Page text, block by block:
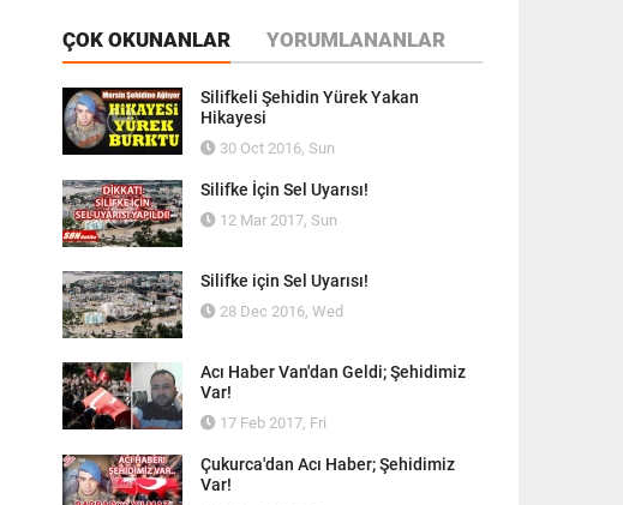
ÇOK OKUNANLAR YORUMLANANLAR
Silifkeli Şehidin Yürek Yakan
Hikayesi
30 Oct 2016, Sun
Silifke İçin Sel Uyarısı!
12 Mar 2017, Sun
Silifke için Sel Uyarısı!
28 Dec 2016, Wed
Acı Haber Van'dan Geldi; Şehidimiz
Var!
17 Feb 2017, Fri
Çukurca'dan Acı Haber; Şehidimiz
Var!